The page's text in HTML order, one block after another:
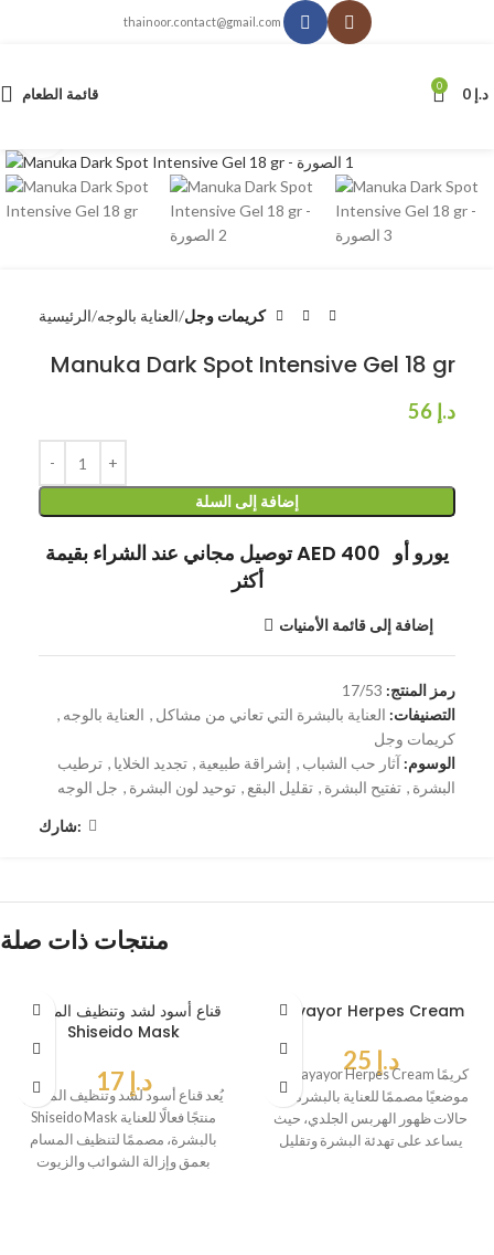
thainoor.contact@gmail.com
قائمة الطعام 0 د.إ
الرئيسية العناية بالوجه كريمات وجل
Manuka Dark Spot Intensive Gel 18 gr
د.إ
إضافة إلى السلة
توصيل مجاني عند الشراء بقيمة AED 400 يورو أو
أكثر
إضافة إلى قائمة الأمنيات
رمز المنتج: 17/53
التصنيفات: العناية بالبشرة التي تعاني من مشاكل , العناية بالوجه ,
كريمات وجل
الوسوم: آثار حب الشباب , إشراقة طبيعية , تجديد الخلايا , ترطيب
البشرة , تفتيح البشرة , تقليل البقع , توحيد لون البشرة , جل الوجه
شارك:
منتجات ذات صلة
قناع أسود لشد وتنظيف المسام
Shiseido Mask
د.إ
يُعد قناع أسود لشد وتنظيف المسام
Shiseido Mask منتجًا فعالًا للعناية
بالبشرة، مصممًا لتنظيف المسام
بعمق وإزالة الشوائب والزيوت
Payayor Herpes Cream
د.إ
موضعيًا مصممًا للعناية بالبشرة في
حالات ظهور الهربس الجلدي، حيث
يساعد على تهدئة البشرة وتقليل